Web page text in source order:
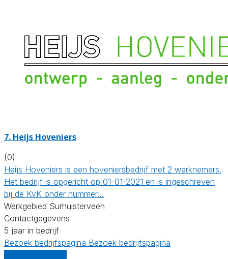
7. Heijs Hoveniers
(0)
Heijs Hoveniers is een hoveniersbedrijf met 2 werknemers.
Het bedrijf is opgericht op 01-01-2021 en is ingeschreven
bij de KvK onder nummer…
Werkgebied Surhuisterveen
Contactgegevens
5 jaar in bedrijf
Bezoek bedrijfspagina Bezoek bedrijfspagina